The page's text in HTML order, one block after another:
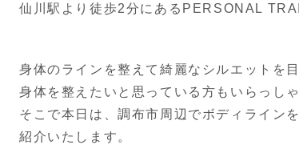
仙川駅より徒歩2分にあるPERSONAL
身体のラインを整えて綺麗なシルエットを
身体を整えたいと思っている方もいらっし
そこで本日は、調布市周辺でボディライン
紹介いたします。